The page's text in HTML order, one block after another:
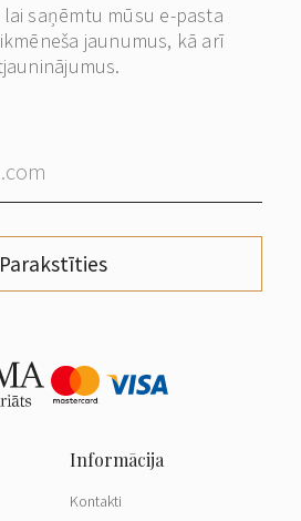
lai saņēmtu mūsu e-pasta
jaunumus, kā arī
Parakstīties
Kontakti